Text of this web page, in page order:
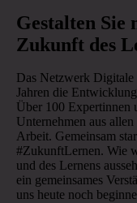
Gestalten Sie
Zukunft des
Das Netzwerk
Jahren die
Über 100 Expertinnen
Unternehmen aus
Arbeit. Gemeinsam
#ZukunftLernen. Wie
und des Lernens
ein gemeinsames
uns heute noch